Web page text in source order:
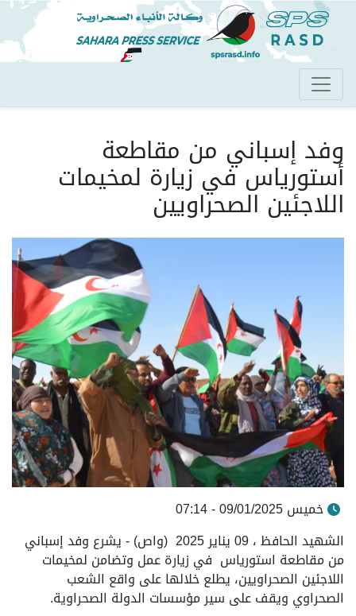
تجاوز
إلى
المحتوى
الرئيسي
وفد إسباني من مقاطعة
أستورياس في زيارة لمخيمات
اللاجئين الصحراويين
خميس 09/01/2025 - 07:14
الشهيد الحافظ ، 09 يناير 2025 (واص) - يشرع وفد إسباني
من مقاطعة استورياس في زيارة عمل وتضامن لمخيمات
اللاجئين الصحراويين، يطلع خلالها على واقع الشعب
الصحراوي ويقف على سير مؤسسات الدولة الصحراوية.